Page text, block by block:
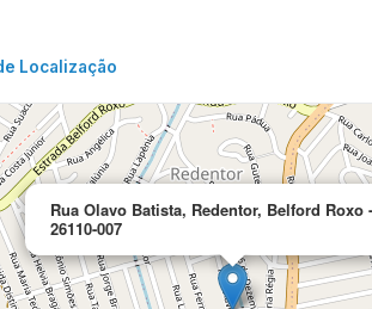
Localização
Rua Olavo Batista, Redentor, Belford Roxo
26110-007